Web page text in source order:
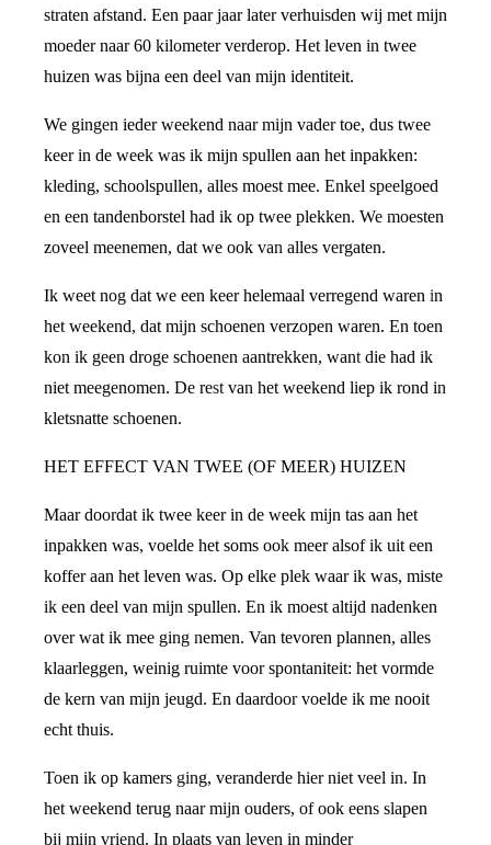
straten afstand. Een paar jaar later verhuisden wij met mijn
moeder naar 60 kilometer verderop. Het leven in twee
huizen was bijna een deel van mijn identiteit.
We gingen ieder weekend naar mijn vader toe, dus twee
keer in de week was ik mijn spullen aan het inpakken:
kleding, schoolspullen, alles moest mee. Enkel speelgoed
en een tandenborstel had ik op twee plekken. We moesten
zoveel meenemen, dat we ook van alles vergaten.
Ik weet nog dat we een keer helemaal verregend waren in
het weekend, dat mijn schoenen verzopen waren. En toen
kon ik geen droge schoenen aantrekken, want die had ik
niet meegenomen. De rest van het weekend liep ik rond in
kletsnatte schoenen.
HET EFFECT VAN TWEE (OF MEER) HUIZEN
Maar doordat ik twee keer in de week mijn tas aan het
inpakken was, voelde het soms ook meer alsof ik uit een
koffer aan het leven was. Op elke plek waar ik was, miste
ik een deel van mijn spullen. En ik moest altijd nadenken
over wat ik mee ging nemen. Van tevoren plannen, alles
klaarleggen, weinig ruimte voor spontaniteit: het vormde
de kern van mijn jeugd. En daardoor voelde ik me nooit
echt thuis.
Toen ik op kamers ging, veranderde hier niet veel in. In
het weekend terug naar mijn ouders, of ook eens slapen
bij mijn vriend. In plaats van leven in minder